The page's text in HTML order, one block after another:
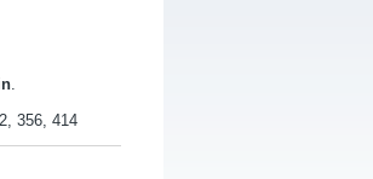
.
356, 414